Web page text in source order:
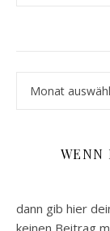
WENN
dann gib hier